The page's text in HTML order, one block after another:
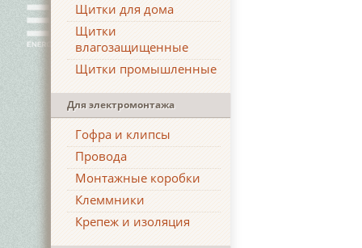
Щитки для дома
Щитки
влагозащищенные
Щитки промышленные
Для электромонтажа
Гофра и клипсы
Провода
Монтажные коробки
Клеммники
Крепеж и изоляция